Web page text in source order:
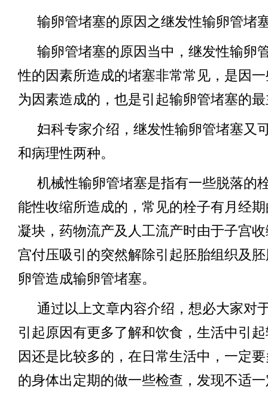
输卵管堵塞的原因之继发性输卵管堵
输卵管堵塞的原因当中，继发性输卵
性的因素所造成的堵塞非常常见，是因
为因素造成的，也是引起输卵管堵塞的
妇科专家介绍，继发性输卵管堵塞又
和病理性两种。
机械性输卵管堵塞是指有一些脱落的
能性收缩所造成的，常见的栓子有月经
凝块，药物流产及人工流产时由于子宫
宫付压吸引的突然解除引起胚胎组织及
卵管造成输卵管堵塞。
通过以上文章内容介绍，想必大家对
引起原因有更多了解和饮食，生活中引
因还是比较多的，在日常生活中，一定
的身体出定期的做一些检查，发现不适